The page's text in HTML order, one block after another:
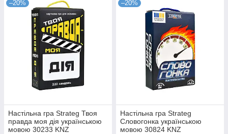
–20%
Настільна гра Strateg Твоя
правда моя дія українською
мовою 30233 KNZ
–20%
Настільна гра Strateg
Словогонка українською
мовою 30824 KNZ